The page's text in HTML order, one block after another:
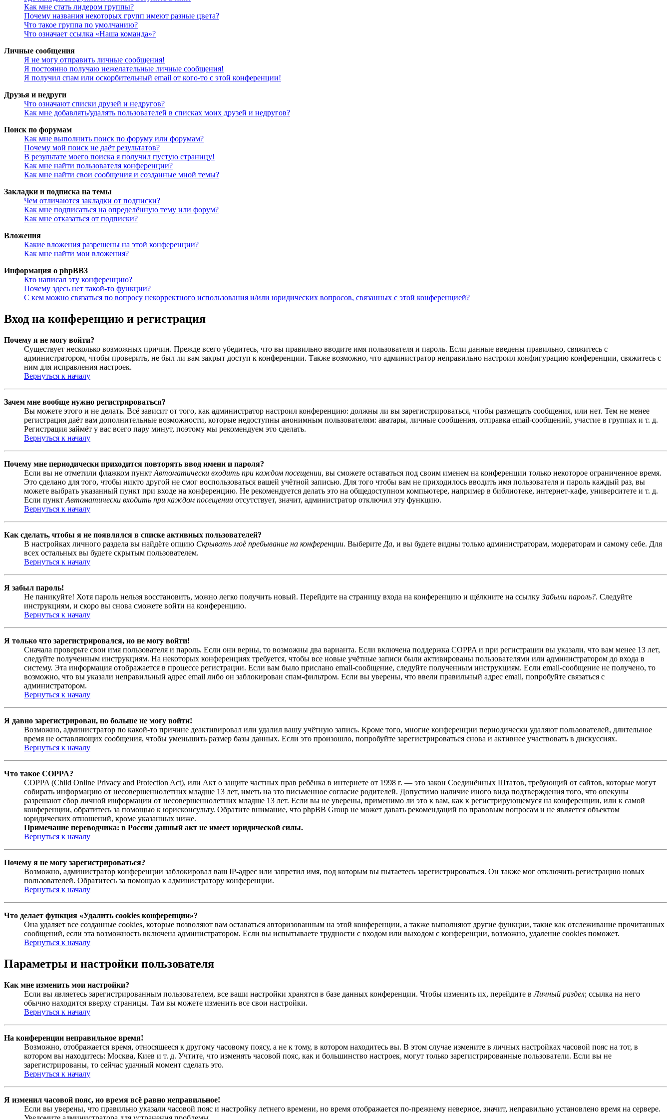
Как мне стать лидером группы?
Почему названия некоторых групп имеют разные цвета?
Что такое группа по умолчанию?
Что означает ссылка «Наша команда»?
Личные сообщения
Я не могу отправить личные сообщения!
Я постоянно получаю нежелательные личные сообщения!
Я получил спам или оскорбительный email от кого-то с этой конференции!
Друзья и недруги
Что означают списки друзей и недругов?
Как мне добавлять/удалять пользователей в списках моих друзей и недругов?
Поиск по форумам
Как мне выполнить поиск по форуму или форумам?
Почему мой поиск не даёт результатов?
В результате моего поиска я получил пустую страницу!
Как мне найти пользователя конференции?
Как мне найти свои сообщения и созданные мной темы?
Закладки и подписка на темы
Чем отличаются закладки от подписки?
Как мне подписаться на определённую тему или форум?
Как мне отказаться от подписки?
Вложения
Какие вложения разрешены на этой конференции?
Как мне найти мои вложения?
Информация о phpBB3
Кто написал эту конференцию?
Почему здесь нет такой-то функции?
С кем можно связаться по вопросу некорректного использования и/или юридических вопросов, связанных с этой конференцией?
Вход на конференцию и регистрация
Почему я не могу войти?
Существует несколько возможных причин. Прежде всего убедитесь, что вы правильно вводите имя пользователя и пароль. Если данные введены правильно, свяжитесь с
администратором, чтобы проверить, не был ли вам закрыт доступ к конференции. Также возможно, что администратор неправильно настроил конфигурацию конференции, свяжитесь с
ним для исправления настроек.
Вернуться к началу
Зачем мне вообще нужно регистрироваться?
Вы можете этого и не делать. Всё зависит от того, как администратор настроил конференцию: должны ли вы зарегистрироваться, чтобы размещать сообщения, или нет. Тем не менее
регистрация даёт вам дополнительные возможности, которые недоступны анонимным пользователям: аватары, личные сообщения, отправка email-сообщений, участие в группах и т. д.
Регистрация займёт у вас всего пару минут, поэтому мы рекомендуем это сделать.
Вернуться к началу
Почему мне периодически приходится повторять ввод имени и пароля?
Если вы не отметили флажком пункт Автоматически входить при каждом посещении, вы сможете оставаться под своим именем на конференции только некоторое ограниченное время.
Это сделано для того, чтобы никто другой не смог воспользоваться вашей учётной записью. Для того чтобы вам не приходилось вводить имя пользователя и пароль каждый раз, вы
можете выбрать указанный пункт при входе на конференцию. Не рекомендуется делать это на общедоступном компьютере, например в библиотеке, интернет-кафе, университете и т. д.
Если пункт Автоматически входить при каждом посещении отсутствует, значит, администратор отключил эту функцию.
Вернуться к началу
Как сделать, чтобы я не появлялся в списке активных пользователей?
В настройках личного раздела вы найдёте опцию Скрывать моё пребывание на конференции. Выберите Да, и вы будете видны только администраторам, модераторам и самому себе. Для
всех остальных вы будете скрытым пользователем.
Вернуться к началу
Я забыл пароль!
Не паникуйте! Хотя пароль нельзя восстановить, можно легко получить новый. Перейдите на страницу входа на конференцию и щёлкните на ссылку Забыли пароль?. Следуйте
инструкциям, и скоро вы снова сможете войти на конференцию.
Вернуться к началу
Я только что зарегистрировался, но не могу войти!
Сначала проверьте свои имя пользователя и пароль. Если они верны, то возможны два варианта. Если включена поддержка COPPA и при регистрации вы указали, что вам менее 13 лет,
следуйте полученным инструкциям. На некоторых конференциях требуется, чтобы все новые учётные записи были активированы пользователями или администратором до входа в
систему. Эта информация отображается в процессе регистрации. Если вам было прислано email-сообщение, следуйте полученным инструкциям. Если email-сообщение не получено, то
возможно, что вы указали неправильный адрес email либо он заблокирован спам-фильтром. Если вы уверены, что ввели правильный адрес email, попробуйте связаться с
администратором.
Вернуться к началу
Я давно зарегистрирован, но больше не могу войти!
Возможно, администратор по какой-то причине деактивировал или удалил вашу учётную запись. Кроме того, многие конференции периодически удаляют пользователей, длительное
время не оставляющих сообщения, чтобы уменьшить размер базы данных. Если это произошло, попробуйте зарегистрироваться снова и активнее участвовать в дискуссиях.
Вернуться к началу
Что такое COPPA?
COPPA (Child Online Privacy and Protection Act), или Акт о защите частных прав ребёнка в интернете от 1998 г. — это закон Соединённых Штатов, требующий от сайтов, которые могут
собирать информацию от несовершеннолетних младше 13 лет, иметь на это письменное согласие родителей. Допустимо наличие иного вида подтверждения того, что опекуны
разрешают сбор личной информации от несовершеннолетних младше 13 лет. Если вы не уверены, применимо ли это к вам, как к регистрирующемуся на конференции, или к самой
конференции, обратитесь за помощью к юрисконсульту. Обратите внимание, что phpBB Group не может давать рекомендаций по правовым вопросам и не является объектом
юридических отношений, кроме указанных ниже.
Примечание переводчика: в России данный акт не имеет юридической силы.
Вернуться к началу
Почему я не могу зарегистрироваться?
Возможно, администратор конференции заблокировал ваш IP-адрес или запретил имя, под которым вы пытаетесь зарегистрироваться. Он также мог отключить регистрацию новых
пользователей. Обратитесь за помощью к администратору конференции.
Вернуться к началу
Что делает функция «Удалить cookies конференции»?
Она удаляет все созданные cookies, которые позволяют вам оставаться авторизованным на этой конференции, а также выполняют другие функции, такие как отслеживание прочитанных
сообщений, если эта возможность включена администратором. Если вы испытываете трудности с входом или выходом с конференции, возможно, удаление cookies поможет.
Вернуться к началу
Параметры и настройки пользователя
Как мне изменить мои настройки?
Если вы являетесь зарегистрированным пользователем, все ваши настройки хранятся в базе данных конференции. Чтобы изменить их, перейдите вЛичный раздел; ссылка на него
обычно находится вверху страницы. Там вы можете изменить все свои настройки.
Вернуться к началу
На конференции неправильное время!
Возможно, отображается время, относящееся к другому часовому поясу, а не к тому, в котором находитесь вы. В этом случае измените в личных настройках часовой пояс на тот, в
котором вы находитесь: Москва, Киев и т. д. Учтите, что изменять часовой пояс, как и большинство настроек, могут только зарегистрированные пользователи. Если вы не
зарегистрированы, то сейчас удачный момент сделать это.
Вернуться к началу
Я изменил часовой пояс, но время всё равно неправильное!
Если вы уверены, что правильно указали часовой пояс и настройку летнего времени, но время отображается по-прежнему неверное, значит, неправильно установлено время на сервере.